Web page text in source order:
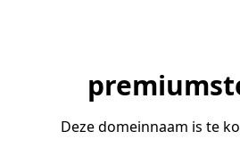
Deze domeinnaam is te